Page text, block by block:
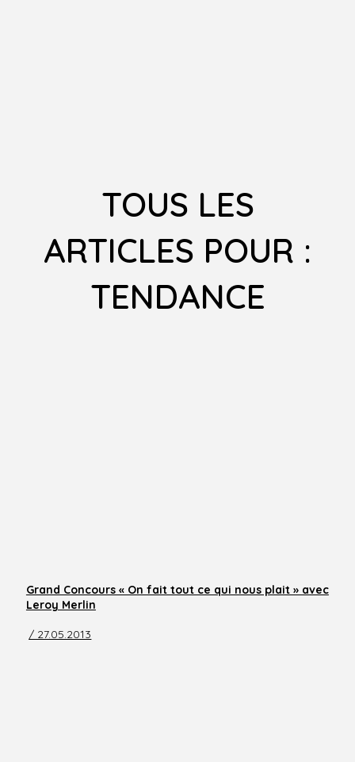
TOUS LES
ARTICLES POUR :
TENDANCE
Grand Concours « On fait tout ce qui nous plait » avec
Leroy Merlin
/ 27.05.2013